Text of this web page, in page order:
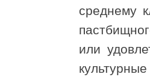
среднему
или